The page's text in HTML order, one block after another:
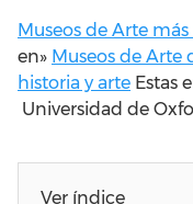
Museos de Arte más
en» Museos de Arte
historia y arte Estas
Universidad de
Ver índice